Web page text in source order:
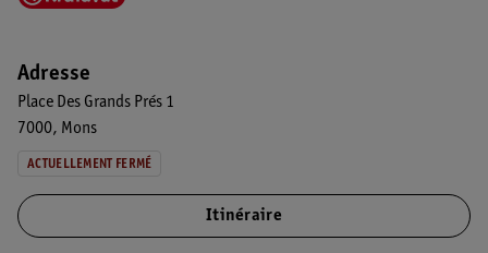
Adresse
Place Des Grands Prés 1
7000 Mons
ACTUELLEMENT FERMÉ
Itinéraire